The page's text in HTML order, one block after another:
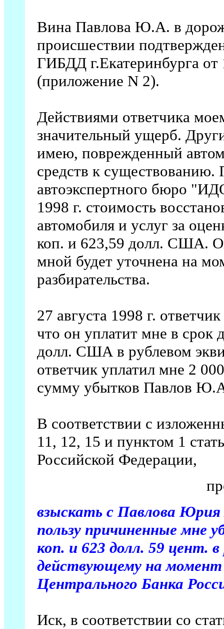
Вина Павлова Ю.А. в
происшествии
ГИБДД г.Екатеринбурга от
(приложение N 2).
Действиями ответчика
значительный ущерб.
имею, поврежденный
средств к существованию.
автоэкспертного бюро
1998 г. стоимость
автомобиля и услуг за
коп. и 623,59 долл. США.
мной будет уточнена на
разбирательства.
27 августа 1998 г.
что он уплатит мне в срок
долл. США в рублевом
ответчик уплатил мне 2
сумму убытков Павлов
В соответствии с
11, 12, 15 и пунктом 1
Российской Федерации,
взыскать с Павлова
пользу причиненные мне
коп. и 623 долл. 59 цент.
действующему на момент
Центрального Банка
Иск, в соответствии со